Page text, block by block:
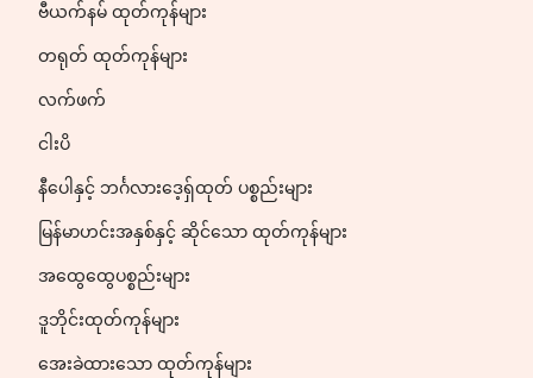
ဗီယက်နမ် ထုတ်ကုန်များ
တရုတ် ထုတ်ကုန်များ
လက်ဖက်
ငါးပိ
နီပေါနှင့် ဘင်္ဂလားဒေ့ရှ်ထုတ် ပစ္စည်းများ
မြန်မာဟင်းအနှစ်နှင့် ဆိုင်သော ထုတ်ကုန်များ
အထွေထွေပစ္စည်းများ
ဒူဘိုင်းထုတ်ကုန်များ
အေးခဲထားသော ထုတ်ကုန်များ